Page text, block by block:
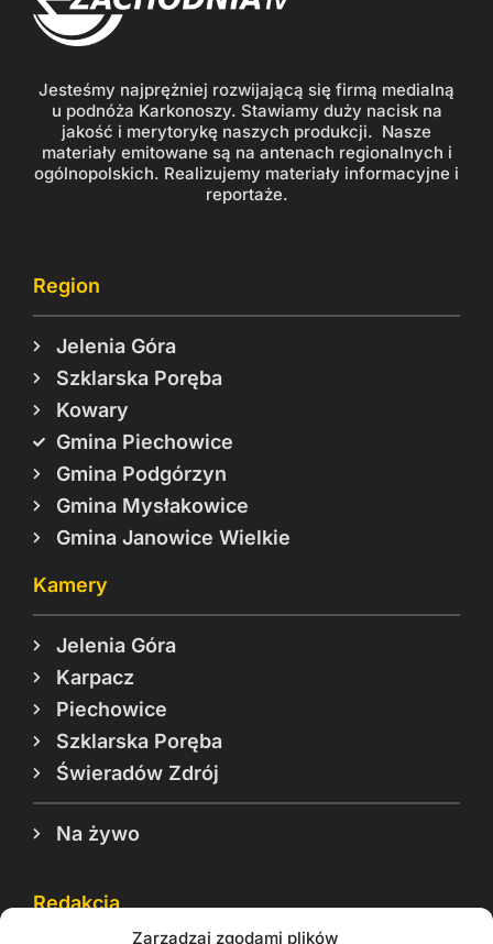
Zarządzaj zgodami plików
Jesteśmy najprężniej rozwijającą się firmą medialną
u podnóża Karkonoszy. Stawiamy duży nacisk na
jakość i merytorykę naszych produkcji. Nasze
materiały emitowane są na antenach regionalnych i
ogólnopolskich. Realizujemy materiały informacyjne i
reportaże.
Region
Jelenia Góra
Szklarska Poręba
Kowary
Gmina Piechowice
Gmina Podgórzyn
Gmina Mysłakowice
Gmina Janowice Wielkie
Kamery
Jelenia Góra
Karpacz
Piechowice
Szklarska Poręba
Świeradów Zdrój
Na żywo
Redakcja